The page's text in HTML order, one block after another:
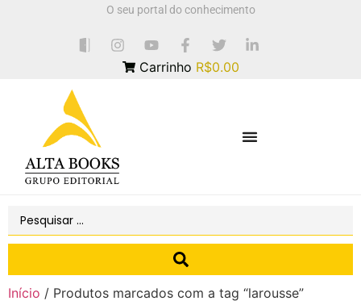
O seu portal do conhecimento
Carrinho R$0.00
Início / Produtos marcados com a tag “larousse”